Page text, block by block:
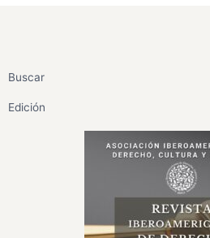
Buscar
Edición